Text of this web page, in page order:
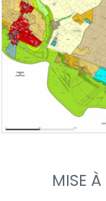
MISE